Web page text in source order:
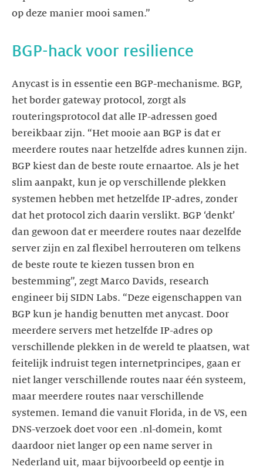
Anycast is in essentie een BGP-mechanisme. BGP,
het border gateway protocol, zorgt als
routeringsprotocol dat alle IP-adressen goed
bereikbaar zijn. “Het mooie aan BGP is dat er
meerdere routes naar hetzelfde adres kunnen zijn.
BGP kiest dan de beste route ernaartoe. Als je het
slim aanpakt, kun je op verschillende plekken
systemen hebben met hetzelfde IP-adres, zonder
dat het protocol zich daarin verslikt. BGP ‘denkt’
dan gewoon dat er meerdere routes naar dezelfde
server zijn en zal flexibel herrouteren om telkens
de beste route te kiezen tussen bron en
bestemming”, zegt Marco Davids, research
engineer bij SIDN Labs. “Deze eigenschappen van
BGP kun je handig benutten met anycast. Door
meerdere servers met hetzelfde IP-adres op
verschillende plekken in de wereld te plaatsen, wat
feitelijk indruist tegen internetprincipes, gaan er
niet langer verschillende routes naar één systeem,
maar meerdere routes naar verschillende
systemen. Iemand die vanuit Florida, in de VS, een
DNS-verzoek doet voor een .nl-domein, komt
daardoor niet langer op een name server in
Nederland uit, maar bijvoorbeeld op eentje in